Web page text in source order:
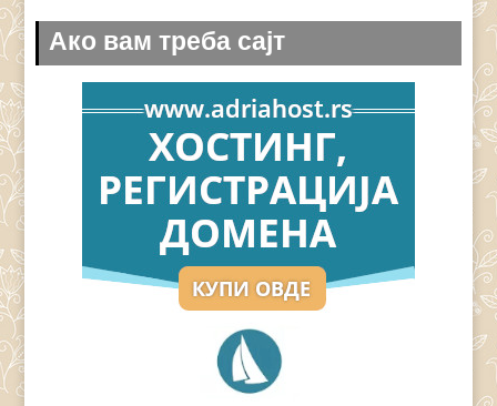
Ако вам треба сајт